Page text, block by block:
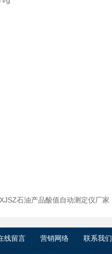
XJSZ石油产品酸值自动测定仪厂家
线留言 营销网络 联系我们